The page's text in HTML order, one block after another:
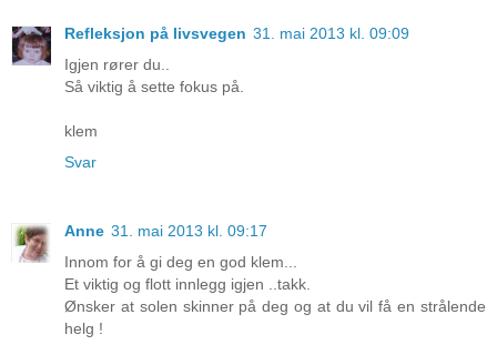
Refleksjon på livsvegen 31. mai 2013 kl. 09:09
Igjen rører du..
Så viktig å sette fokus på.
klem
Svar
Anne 31. mai 2013 kl. 09:17
Innom for å gi deg en god klem...
Et viktig og flott innlegg igjen ..takk.
Ønsker at solen skinner på deg og at du vil få en strålende
helg !